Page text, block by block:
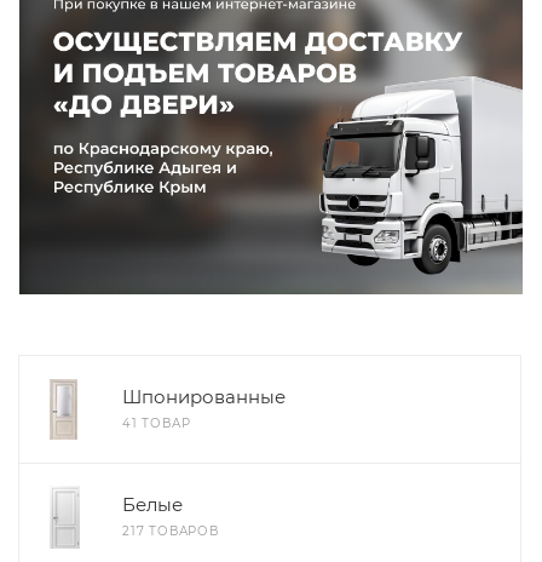
Шпонированные
41 ТОВАР
Белые
217 ТОВАРОВ